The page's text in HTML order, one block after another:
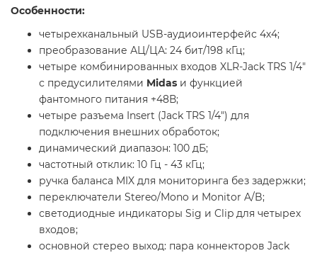
Особенности:
четырехканальный USB-аудиоинтерфейс 4х4;
преобразование АЦ/ЦА: 24 бит/198 кГц;
четыре комбинированных входов XLR-Jack TRS 1/4"
с предусилителями Midas и функцией
фантомного питания +48В;
четыре разъема Insert (Jack TRS 1/4") для
подключения внешних обработок;
динамический диапазон: 100 дБ;
частотный отклик: 10 Гц - 43 кГц;
ручка баланса MIX для мониторинга без задержки;
переключатели Stereo/Mono и Monitor A/B;
светодиодные индикаторы Sig и Clip для четырех
входов;
основной стерео выход: пара коннекторов Jack